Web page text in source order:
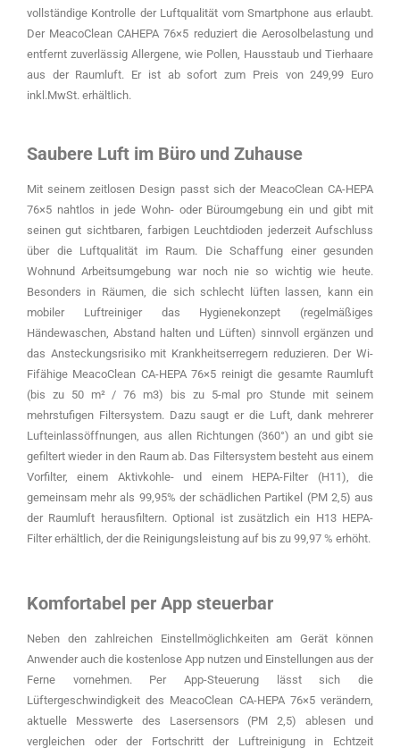
vollständige Kontrolle der Luftqualität vom Smartphone aus erlaubt.
Der MeacoClean CAHEPA 76×5 reduziert die Aerosolbelastung und
entfernt zuverlässig Allergene, wie Pollen, Hausstaub und Tierhaare
aus der Raumluft. Er ist ab sofort zum Preis von 249,99 Euro
inkl.MwSt. erhältlich.
Saubere Luft im Büro und Zuhause
Mit seinem zeitlosen Design passt sich der MeacoClean CA-HEPA
76×5 nahtlos in jede Wohn- oder Büroumgebung ein und gibt mit
seinen gut sichtbaren, farbigen Leuchtdioden jederzeit Aufschluss
über die Luftqualität im Raum. Die Schaffung einer gesunden
Wohnund Arbeitsumgebung war noch nie so wichtig wie heute.
Besonders in Räumen, die sich schlecht lüften lassen, kann ein
mobiler Luftreiniger das Hygienekonzept (regelmäßiges
Händewaschen, Abstand halten und Lüften) sinnvoll ergänzen und
das Ansteckungsrisiko mit Krankheitserregern reduzieren. Der Wi-
Fifähige MeacoClean CA-HEPA 76×5 reinigt die gesamte Raumluft
(bis zu 50 m² / 76 m3) bis zu 5-mal pro Stunde mit seinem
mehrstufigen Filtersystem. Dazu saugt er die Luft, dank mehrerer
Lufteinlassöffnungen, aus allen Richtungen (360°) an und gibt sie
gefiltert wieder in den Raum ab. Das Filtersystem besteht aus einem
Vorfilter, einem Aktivkohle- und einem HEPA-Filter (H11), die
gemeinsam mehr als 99,95% der schädlichen Partikel (PM 2,5) aus
der Raumluft herausfiltern. Optional ist zusätzlich ein H13 HEPA-
Filter erhältlich, der die Reinigungsleistung auf bis zu 99,97 % erhöht.
Komfortabel per App steuerbar
Neben den zahlreichen Einstellmöglichkeiten am Gerät können
Anwender auch die kostenlose App nutzen und Einstellungen aus der
Ferne vornehmen. Per App-Steuerung lässt sich die
Lüftergeschwindigkeit des MeacoClean CA-HEPA 76×5 verändern,
aktuelle Messwerte des Lasersensors (PM 2,5) ablesen und
vergleichen oder der Fortschritt der Luftreinigung in Echtzeit